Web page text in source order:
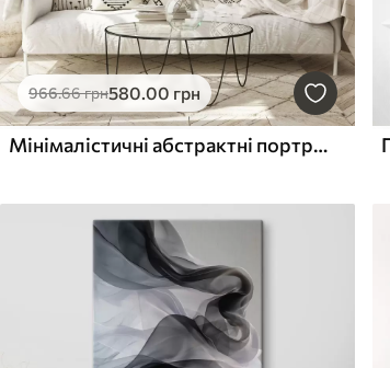
966.66грн580.00 грн
Мінімалістичні абстрактні портрети